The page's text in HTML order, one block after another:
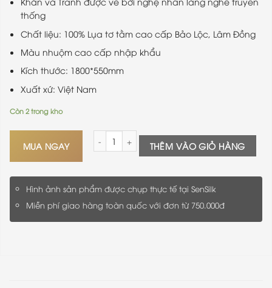
thống
Chất liệu: 100% Lụa tơ tằm cao cấp Bảo Lộc, Lâm Đồng
Màu nhuộm cao cấp nhập khẩu
Kích thước: 1800*550mm
Xuất xứ: Việt Nam
Còn 2 trong kho
MUA NGAY
Khăn Lụa Vẽ Tay SenSilk Limited Vĩnh Cửu số
THÊM VÀO GIỎ HÀNG
Hình ảnh sản phẩm được chụp thực tế tại SenSilk
Miễn phí giao hàng toàn quốc với đơn từ 750.000đ